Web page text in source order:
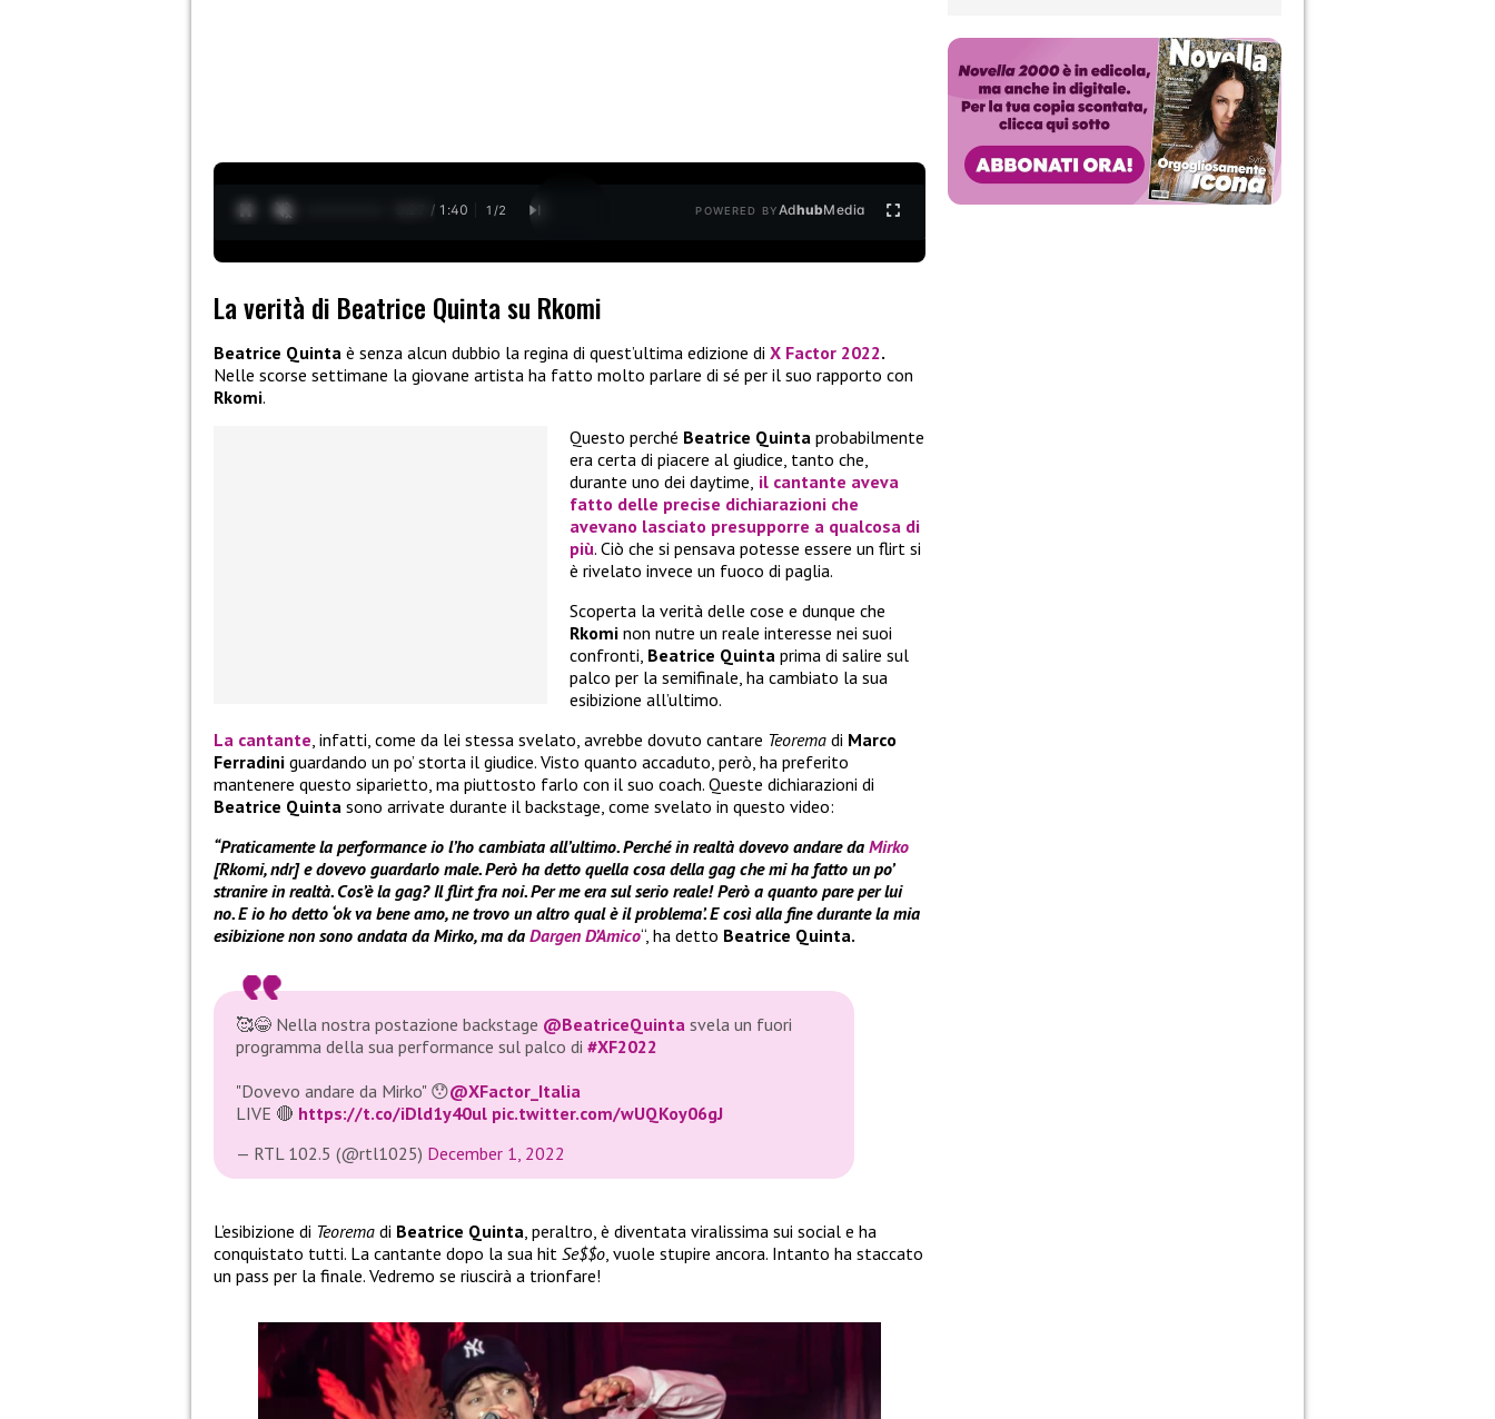
0:28 / 1:40 1 /2 POWERED BYAdhubMedia
La verità di Beatrice Quinta su Rkomi
Beatrice Quinta è senza alcun dubbio la regina di quest’ultima edizione di X Factor 2022.
Nelle scorse settimane la giovane artista ha fatto molto parlare di sé per il suo rapporto con
Rkomi.
Questo perché Beatrice Quinta probabilmente
era certa di piacere al giudice, tanto che,
durante uno dei daytime, il cantante aveva
fatto delle precise dichiarazioni che
avevano lasciato presupporre a qualcosa di
più. Ciò che si pensava potesse essere un flirt si
è rivelato invece un fuoco di paglia.
Scoperta la verità delle cose e dunque che
Rkomi non nutre un reale interesse nei suoi
confronti, Beatrice Quinta prima di salire sul
palco per la semifinale, ha cambiato la sua
esibizione all’ultimo.
La cantante, infatti, come da lei stessa svelato, avrebbe dovuto cantare Teorema di Marco
Ferradini guardando un po’ storta il giudice. Visto quanto accaduto, però, ha preferito
mantenere questo siparietto, ma piuttosto farlo con il suo coach. Queste dichiarazioni di
Beatrice Quinta sono arrivate durante il backstage, come svelato in questo video:
“Praticamente la performance io l’ho cambiata all’ultimo. Perché in realtà dovevo andare da Mirko
[Rkomi, ndr] e dovevo guardarlo male. Però ha detto quella cosa della gag che mi ha fatto un po’
stranire in realtà. Cos’è la gag? Il flirt fra noi. Per me era sul serio reale! Però a quanto pare per lui
no. E io ho detto ‘ok va bene amo, ne trovo un altro qual è il problema’. E così alla fine durante la mia
esibizione non sono andata da Mirko, ma da Dargen D’Amico“, ha detto Beatrice Quinta.
🥰😂 Nella nostra postazione backstage @BeatriceQuinta svela un fuori
programma della sua performance sul palco di #XF2022
"Dovevo andare da Mirko" 😯@XFactor_Italia
LIVE 🔴 https://t.co/iDld1y40ul pic.twitter.com/wUQKoy06gJ
— RTL 102.5 (@rtl1025) December 1, 2022
L’esibizione di Teorema di Beatrice Quinta , peraltro, è diventata viralissima sui social e ha
conquistato tutti. La cantante dopo la sua hit Se$$o , vuole stupire ancora. Intanto ha staccato
un pass per la finale. Vedremo se riuscirà a trionfare!